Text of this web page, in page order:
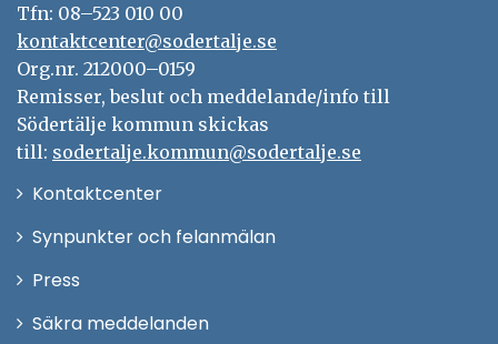
Tfn: 08–523 010 00
kontaktcenter@sodertalje.se
Org.nr. 212000–0159
Remisser, beslut och meddelande/info till
Södertälje kommun skickas
till: sodertalje.kommun@sodertalje.se
KontaktcenterÖppna
Synpunkter och felanmälan
Press
Säkra meddelanden